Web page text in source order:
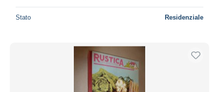
Stato Residenziale